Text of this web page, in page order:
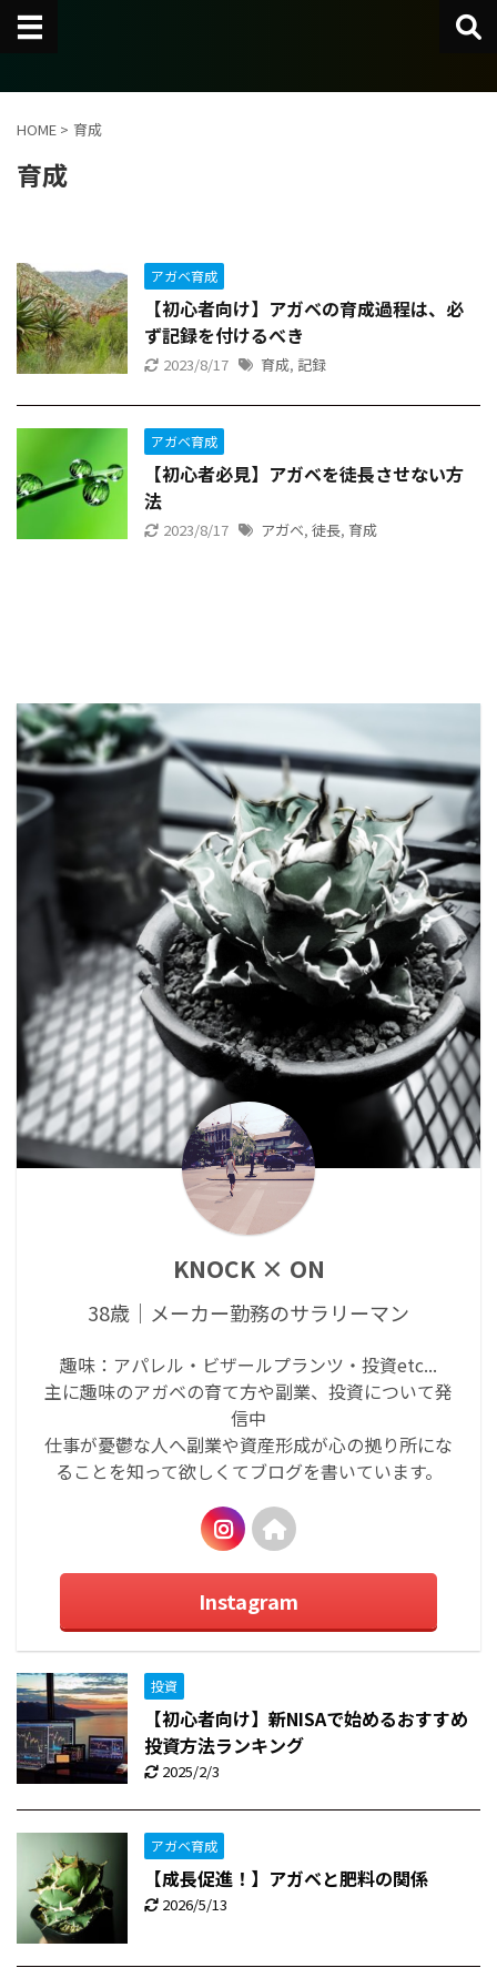
HOME > 育成
育成
アガベ育成
【初心者向け】アガベの育成過程は、必
ず記録を付けるべき
2023/8/17 育成, 記録
アガベ育成
【初心者必見】アガベを徒長させない方
法
2023/8/17 アガベ, 徒長, 育成
KNOCK × ON
38歳｜メーカー勤務のサラリーマン
趣味：アパレル・ビザールプランツ・投資etc...
主に趣味のアガベの育て方や副業、投資について発
信中
仕事が憂鬱な人へ副業や資産形成が心の拠り所にな
ることを知って欲しくてブログを書いています。
Instagram
投資
【初心者向け】新NISAで始めるおすすめ
投資方法ランキング
2025/2/3
アガベ育成
【成長促進！】アガベと肥料の関係
2026/5/13